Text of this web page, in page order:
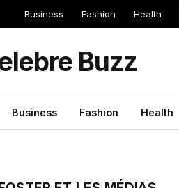
Business Fashion Health
Buzz
Business Fashion Health